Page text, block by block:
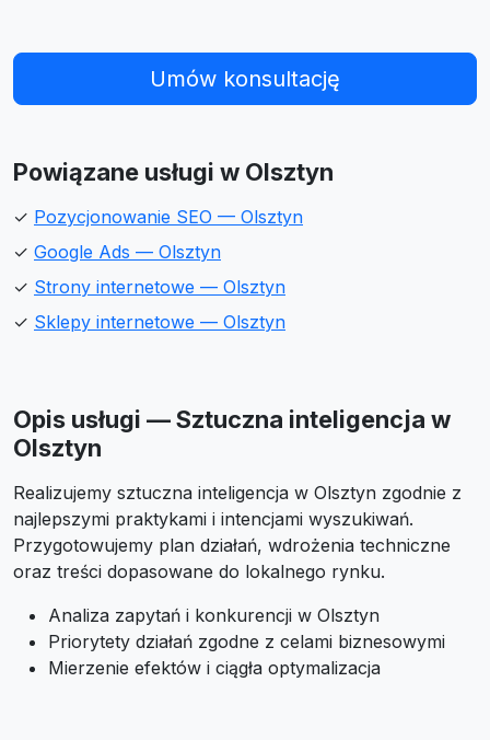
Umów konsultację
Powiązane usługi w Olsztyn
✓ Pozycjonowanie SEO — Olsztyn
✓ Google Ads — Olsztyn
✓ Strony internetowe — Olsztyn
✓ Sklepy internetowe — Olsztyn
Opis usługi — Sztuczna inteligencja w
Olsztyn
Realizujemy sztuczna inteligencja w Olsztyn zgodnie z
najlepszymi praktykami i intencjami wyszukiwań.
Przygotowujemy plan działań, wdrożenia techniczne
oraz treści dopasowane do lokalnego rynku.
Analiza zapytań i konkurencji w Olsztyn
Priorytety działań zgodne z celami biznesowymi
Mierzenie efektów i ciągła optymalizacja